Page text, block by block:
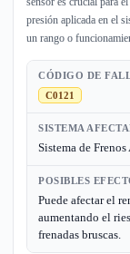
presión aplicada en el
un rango o
CÓDIGO DE
C0121
SISTEMA
Sistema de
POSIBLES
Puede afectar el
aumentando el
frenadas bruscas.